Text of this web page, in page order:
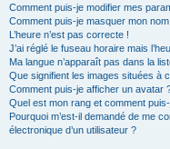
Comment puis-je modifier mes
Comment puis-je masquer mon
L’heure n’est pas correcte !
J’ai réglé le fuseau horaire mais
Ma langue n’apparaît pas dans la
Que signifient les images situées à
Comment puis-je afficher un avatar
Quel est mon rang et comment
Pourquoi m’est-il demandé de me
électronique d’un utilisateur ?